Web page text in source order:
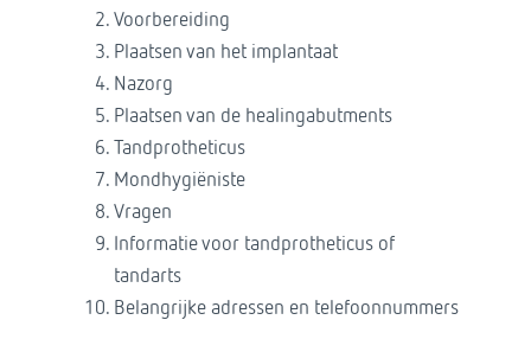
Voorbereiding
Plaatsen van het implantaat
Nazorg
Plaatsen van de healingabutments
Tandprotheticus
Mondhygiëniste
Vragen
Informatie voor tandprotheticus of
tandarts
Belangrijke adressen en telefoonnummers